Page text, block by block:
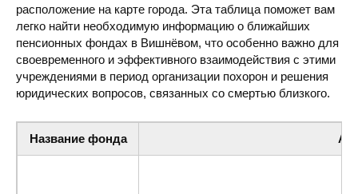
расположение на карте города. Эта таблица поможет вам
легко найти необходимую информацию о ближайших
пенсионных фондах в Вишнёвом, что особенно важно для
своевременного и эффективного взаимодействия с этими
учреждениями в период организации похорон и решения
юридических вопросов, связанных со смертью близкого.
Название фонда